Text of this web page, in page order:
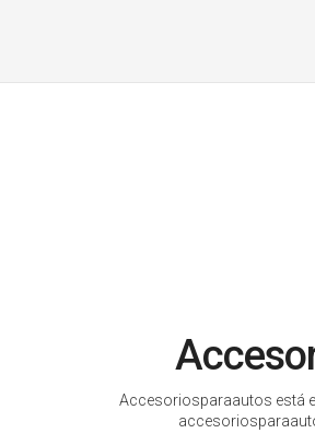
Accesoriosparaautos está